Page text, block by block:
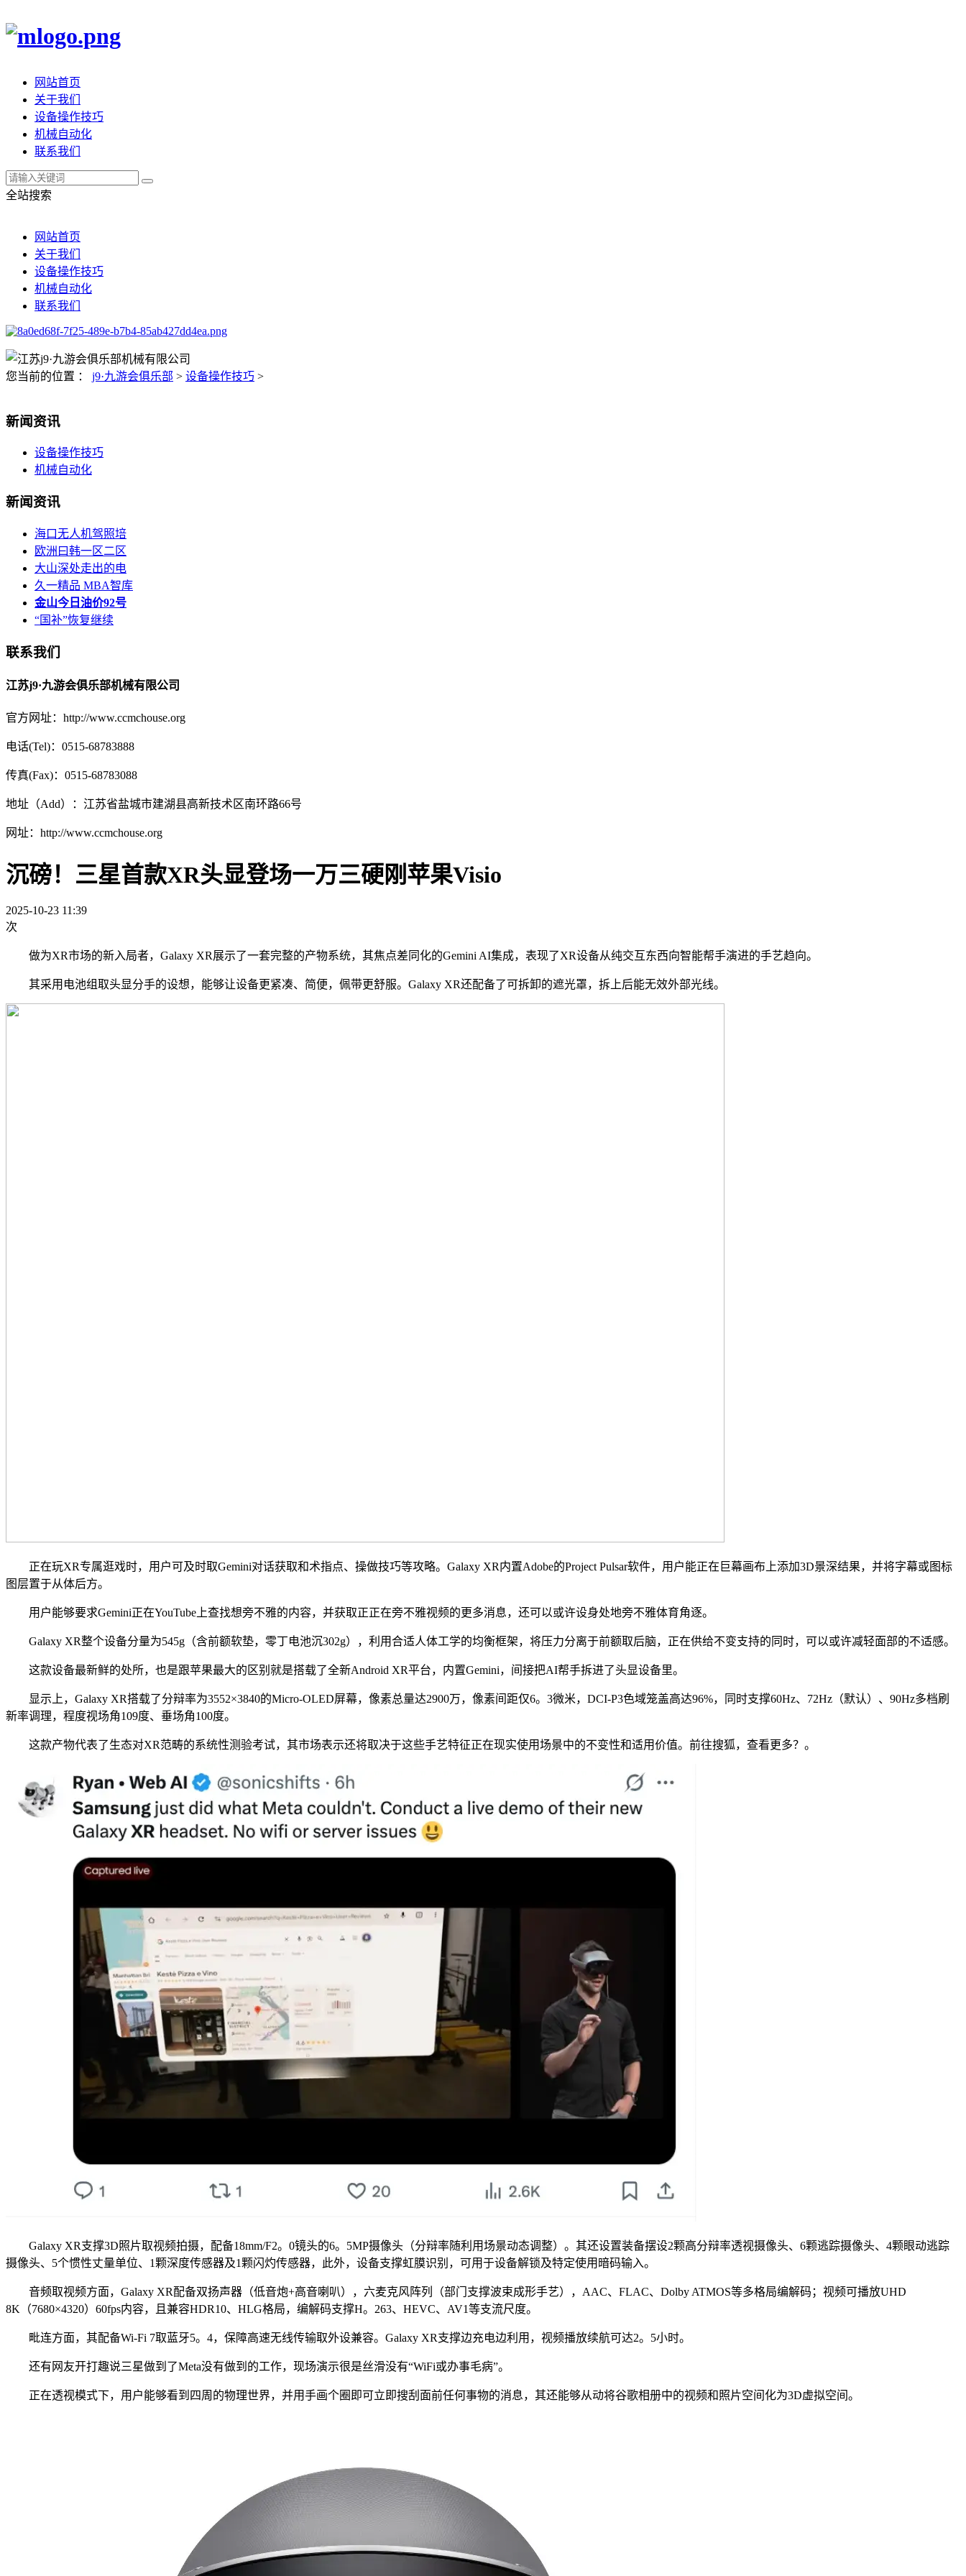
网站首页
关于我们
设备操作技巧
机械自动化
联系我们
全站搜索
网站首页
关于我们
设备操作技巧
机械自动化
联系我们
您当前的位置 ： j9·九游会俱乐部 > 设备操作技巧 >
新闻资讯
设备操作技巧
机械自动化
新闻资讯
海口无人机驾照培
欧洲曰韩一区二区
大山深处走出的电
久一精品 MBA智库
金山今日油价92号
“国补”恢复继续
联系我们
江苏j9·九游会俱乐部机械有限公司
官方网址：http://www.ccmchouse.org
电话(Tel)：0515-68783888
传真(Fax)：0515-68783088
地址（Add）：江苏省盐城市建湖县高新技术区南环路66号
网址：http://www.ccmchouse.org
沉磅！三星首款XR头显登场一万三硬刚苹果Visio
2025-10-23 11:39
次
做为XR市场的新入局者，Galaxy XR展示了一套完整的产物系统，其焦点差同化的Gemini AI集成，表现了XR设备从纯交互东西向智能帮手演进的手艺趋向。
其采用电池组取头显分手的设想，能够让设备更紧凑、简便，佩带更舒服。Galaxy XR还配备了可拆卸的遮光罩，拆上后能无效外部光线。
正在玩XR专属逛戏时，用户可及时取Gemini对话获取和术指点、操做技巧等攻略。Galaxy XR内置Adobe的Project Pulsar软件，用户能正在巨幕画布上添加3D景深结果，并将字幕或图标
图层置于从体后方。
用户能够要求Gemini正在YouTube上查找想旁不雅的内容，并获取正正在旁不雅视频的更多消息，还可以或许设身处地旁不雅体育角逐。
Galaxy XR整个设备分量为545g（含前额软垫，零丁电池沉302g），利用合适人体工学的均衡框架，将压力分离于前额取后脑，正在供给不变支持的同时，可以或许减轻面部的不适感。
这款设备最新鲜的处所，也是跟苹果最大的区别就是搭载了全新Android XR平台，内置Gemini，间接把AI帮手拆进了头显设备里。
显示上，Galaxy XR搭载了分辩率为3552×3840的Micro-OLED屏幕，像素总量达2900万，像素间距仅6。3微米，DCI-P3色域笼盖高达96%，同时支撑60Hz、72Hz（默认）、90Hz多档刷
新率调理，程度视场角109度、垂场角100度。
这款产物代表了生态对XR范畴的系统性测验考试，其市场表示还将取决于这些手艺特征正在现实使用场景中的不变性和适用价值。前往搜狐，查看更多？。
Galaxy XR支撑3D照片取视频拍摄，配备18mm/F2。0镜头的6。5MP摄像头（分辩率随利用场景动态调整）。其还设置装备摆设2颗高分辩率透视摄像头、6颗逃踪摄像头、4颗眼动逃踪
摄像头、5个惯性丈量单位、1颗深度传感器及1颗闪灼传感器，此外，设备支撑虹膜识别，可用于设备解锁及特定使用暗码输入。
音频取视频方面，Galaxy XR配备双扬声器（低音炮+高音喇叭），六麦克风阵列（部门支撑波束成形手艺），AAC、FLAC、Dolby ATMOS等多格局编解码；视频可播放UHD
8K（7680×4320）60fps内容，且兼容HDR10、HLG格局，编解码支撑H。263、HEVC、AV1等支流尺度。
毗连方面，其配备Wi-Fi 7取蓝牙5。4，保障高速无线传输取外设兼容。Galaxy XR支撑边充电边利用，视频播放续航可达2。5小时。
还有网友开打趣说三星做到了Meta没有做到的工作，现场演示很是丝滑没有“WiFi或办事毛病”。
正在透视模式下，用户能够看到四周的物理世界，并用手画个圈即可立即搜刮面前任何事物的消息，其还能够从动将谷歌相册中的视频和照片空间化为3D虚拟空间。